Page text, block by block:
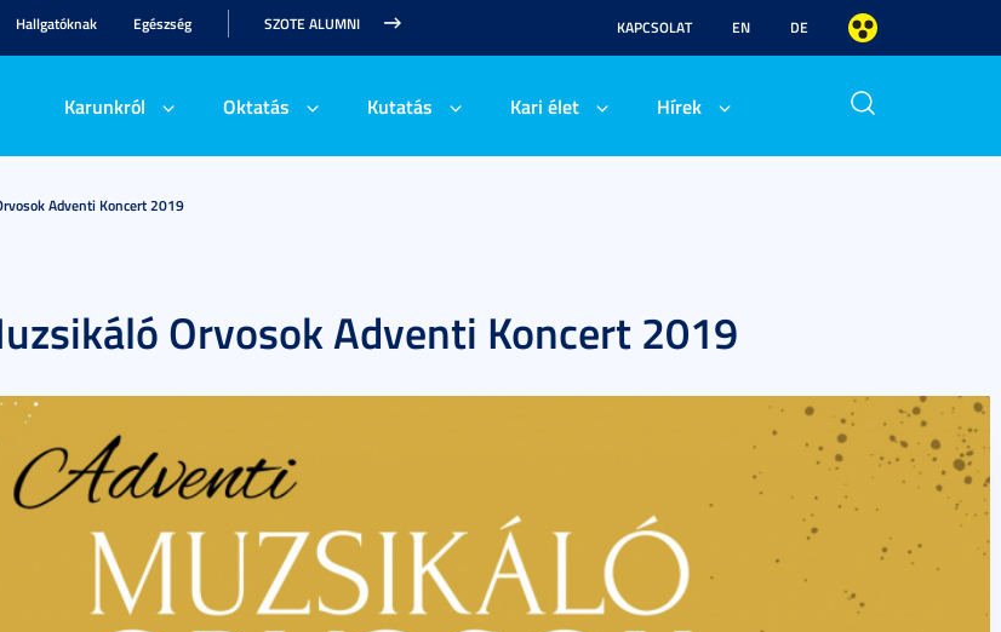
Hallgatóknak Egészség SZOTE ALUMNI KAPCSOLAT EN DE
Karunkról Oktatás Kutatás Kari élet Hírek
Adventi Koncert 2019
Orvosok Adventi Koncert 2019